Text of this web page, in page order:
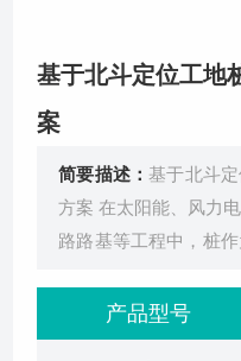
基于北斗定位工地
案
简要描述：基于北斗
方案 在太阳能、风力
路路基等工程中，桩
桩基质量，进而影响
桩的方式是通过使用
产品型号